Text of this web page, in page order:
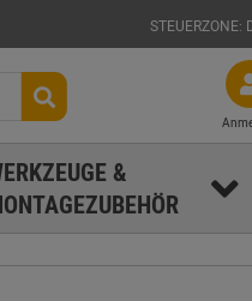
STEUERZONE:
&